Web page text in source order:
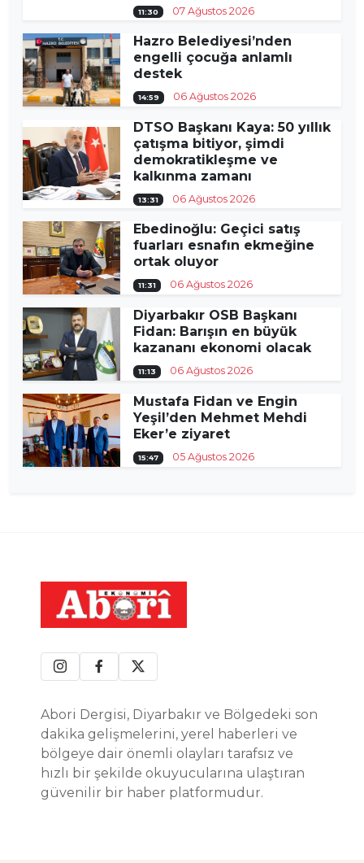
11:30 07 Ağustos 2026
Hazro Belediyesi’nden
engelli çocuğa anlamlı
destek
14:59 06 Ağustos 2026
DTSO Başkanı Kaya: 50 yıllık
çatışma bitiyor, şimdi
demokratikleşme ve
kalkınma zamanı
13:31 06 Ağustos 2026
Ebedinoğlu: Geçici satış
fuarları esnafın ekmeğine
ortak oluyor
11:31 06 Ağustos 2026
Diyarbakır OSB Başkanı
Fidan: Barışın en büyük
kazananı ekonomi olacak
11:13 06 Ağustos 2026
Mustafa Fidan ve Engin
Yeşil’den Mehmet Mehdi
Eker’e ziyaret
15:47 05 Ağustos 2026
Abori Dergisi, Diyarbakır ve Bölgedeki son
dakika gelişmelerini, yerel haberleri ve
bölgeye dair önemli olayları tarafsız ve
hızlı bir şekilde okuyucularına ulaştıran
güvenilir bir haber platformudur.